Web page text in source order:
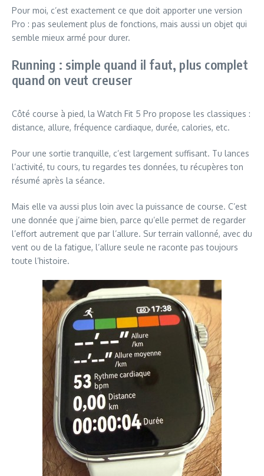
Pour moi, c’est exactement ce que doit apporter une version
Pro : pas seulement plus de fonctions, mais aussi un objet qui
semble mieux armé pour durer.
Running : simple quand il faut, plus complet
quand on veut creuser
Côté course à pied, la Watch Fit 5 Pro propose les classiques :
distance, allure, fréquence cardiaque, durée, calories, etc.
Pour une sortie tranquille, c’est largement suffisant. Tu lances
l’activité, tu cours, tu regardes tes données, tu récupères ton
résumé après la séance.
Mais elle va aussi plus loin avec la puissance de course. C’est
une donnée que j’aime bien, parce qu’elle permet de regarder
l’effort autrement que par l’allure. Sur terrain vallonné, avec du
vent ou de la fatigue, l’allure seule ne raconte pas toujours
toute l’histoire.